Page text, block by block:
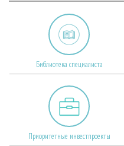
Библиотека специалиста
Приоритетные инвестпроекты